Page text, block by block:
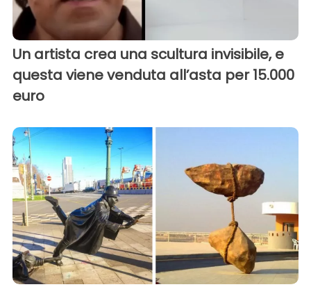
Un artista crea una scultura invisibile, e
questa viene venduta all’asta per 15.000
euro